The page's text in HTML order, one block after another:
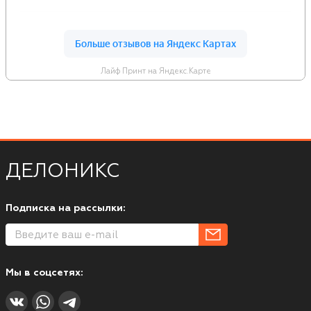
Лайф Принт на Яндекс.Карте
ДЕЛОНИКС
Подписка на рассылки:
Мы в соцсетях: